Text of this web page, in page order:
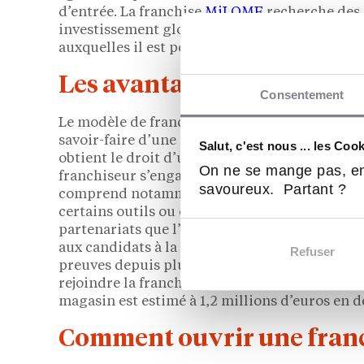
Consentement
Salut, c'est nous ... les
On ne se mange pas,
savoureux. Partant ?
Refuser
d’entrée. La franchise MiLOME recherche
investissement global de 130 000 euros sera
auxquelles il est possible de s’identifier.
Les avantages du modèle
Le modèle de franchise est un moyen de se
savoir-faire d’une enseigne qui a fait ses
obtient le droit d’utiliser le nom de la
franchiseur s’engage à former et
comprend notamment l’assistance sur la
certains outils ou équipements. De plus, le
partenariats que l’enseigne.
aux candidats à la franchise d’utiliser un
preuves depuis plus de 26 ans. Home
rejoindre la franchise, un investissement
magasin est estimé à 1,2 millions d’euros en
Comment ouvrir une